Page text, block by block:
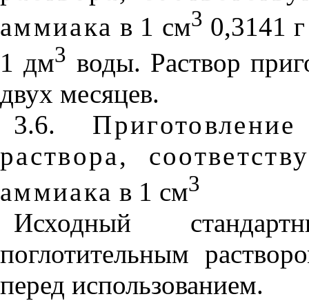
аммиака в 1 см3 0,3141
1 дм3 воды. Раствор
двух месяцев.
3.6.
раствора,
аммиака в 1 см3
Исходный
поглотительным
перед использованием.